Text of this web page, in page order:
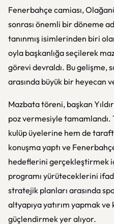
Fenerbahçe camiası,
sonrası önemli bir döneme
tanınmış isimlerinden biri
oyla başkanlığa seçilerek
görevi devraldı. Bu
arasında büyük bir heyecan
Mazbata töreni, başkan
poz vermesiyle tamamlandı.
kulüp üyelerine hem de
konuşma yaptı ve
hedeflerini gerçekleştirmek
programı yürüteceklerini
stratejik planları arasında
altyapıya yatırım yapmak ve
güçlendirmek yer alıyor.